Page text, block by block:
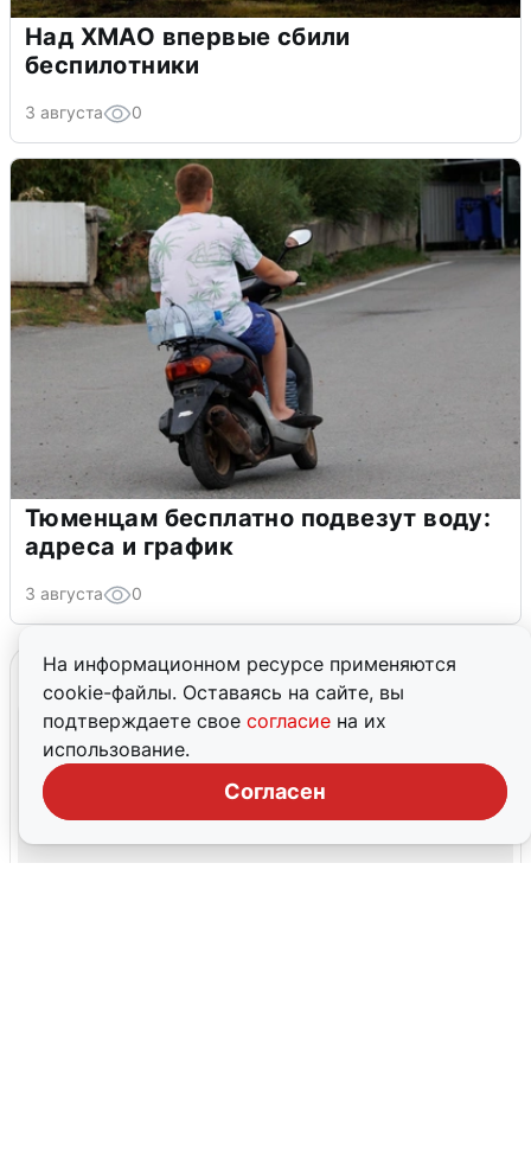
На информационном ресурсе применяются
cookie-файлы. Оставаясь на сайте, вы
подтверждаете свое согласие на их
использование.
Согласен
Над ХМАО впервые сбили
беспилотники
3 августа 0
Тюменцам бесплатно подвезут воду:
адреса и график
3 августа 0